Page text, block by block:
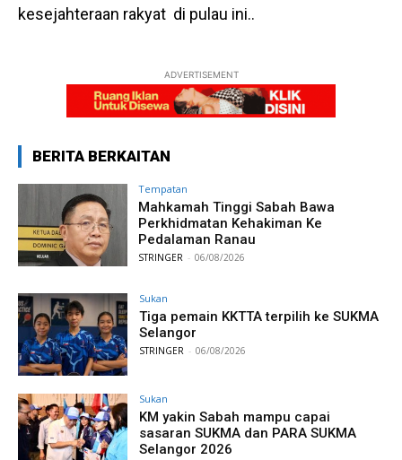
kesejahteraan rakyat di pulau ini..
ADVERTISEMENT
BERITA BERKAITAN
Tempatan
Mahkamah Tinggi Sabah Bawa
Perkhidmatan Kehakiman Ke
Pedalaman Ranau
STRINGER - 06/08/2026
Sukan
Tiga pemain KKTTA terpilih ke SUKMA
Selangor
STRINGER - 06/08/2026
Sukan
KM yakin Sabah mampu capai
sasaran SUKMA dan PARA SUKMA
Selangor 2026